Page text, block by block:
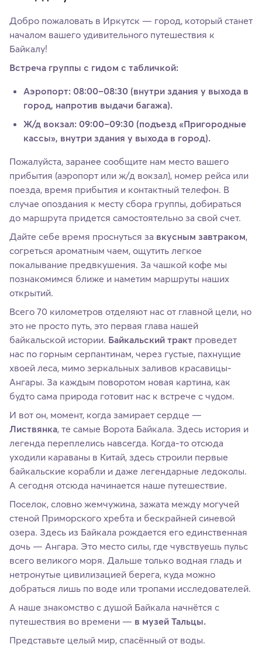
Добро пожаловать в Иркутск — город, который станет
началом вашего удивительного путешествия к
Байкалу!
Встреча группы с гидом с табличкой:
Аэропорт: 08:00–08:30 (внутри здания у выхода в
город, напротив выдачи багажа).
Ж/д вокзал: 09:00–09:30 (подъезд «Пригородные
кассы», внутри здания у выхода в город).
Пожалуйста, заранее сообщите нам место вашего
прибытия (аэропорт или ж/д вокзал), номер рейса или
поезда, время прибытия и контактный телефон. В
случае опоздания к месту сбора группы, добираться
до маршрута придется самостоятельно за свой счет.
Дайте себе время проснуться за вкусным завтраком,
согреться ароматным чаем, ощутить легкое
покалывание предвкушения. За чашкой кофе мы
познакомимся ближе и наметим маршруты наших
открытий.
Всего 70 километров отделяют нас от главной цели, но
это не просто путь, это первая глава нашей
байкальской истории. Байкальский тракт проведет
нас по горным серпантинам, через густые, пахнущие
хвоей леса, мимо зеркальных заливов красавицы-
Ангары. За каждым поворотом новая картина, как
будто сама природа готовит нас к встрече с чудом.
И вот он, момент, когда замирает сердце —
Листвянка, те самые Ворота Байкала. Здесь история и
легенда переплелись навсегда. Когда-то отсюда
уходили караваны в Китай, здесь строили первые
байкальские корабли и даже легендарные ледоколы.
А сегодня отсюда начинается наше путешествие.
Поселок, словно жемчужина, зажата между могучей
стеной Приморского хребта и бескрайней синевой
озера. Здесь из Байкала рождается его единственная
дочь — Ангара. Это место силы, где чувствуешь пульс
всего великого моря. Дальше только водная гладь и
нетронутые цивилизацией берега, куда можно
добраться лишь по воде или тропами исследователей.
А наше знакомство с душой Байкала начнётся с
путешествия во времени — в музей Тальцы.
Представьте целый мир, спасённый от воды.